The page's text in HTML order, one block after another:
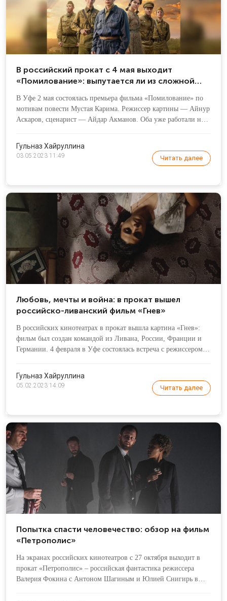
В российский прокат с 4 мая выходит
«Помилование»: выпутается ли из сложной
В Уфе 2 мая состоялась премьера фильма «Помилование» по
мотивам повести Мустая Карима. Режиссер картины — Айнур
Аскаров, сценарист — Айдар Акманов. Оба уже работали над
работал над фильмом «Сестренка».
Гульназ Хайруллина
03.05.2023 11:49 Читать далее
Любовь, мечты и война: в прокат вышел
российско-ливанский фильм «Гнев»
В российских кинотеатрах в прокат вышла картина «Гнев»:
фильм был создан командой из Ливана, России, Франции и
Германии. 4 февраля в Уфе состоялась встреча с режиссером
Гульназ Хайруллина
05.02.2023 14:09 Читать далее
Попытка спасти человечество: обзор на фильм
«Петрополис»
На экранах российских кинотеатров с 27 октября выходит в
прокат «Петрополис» – российская фантастика режиссера
Валерия Фокина с Антоном Шагиным и Юлией Снигирь в